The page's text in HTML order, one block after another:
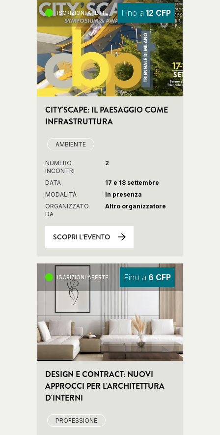
ISCRIZIONI APERTE Fino a 12 CFP
CITY'SCAPE: IL PAESAGGIO COME
INFRASTRUTTURA
AMBIENTE
NUMERO
INCONTRI
2
DATA
17 e 18 settembre
MODALITÀ
In presenza
ORGANIZZATO
DA
Altro organizzatore
SCOPRI L'EVENTO
ISCRIZIONI APERTE Fino a 6 CFP
DESIGN E CONTRACT: NUOVI
APPROCCI PER L'ARCHITETTURA
D'INTERNI
PROFESSIONE